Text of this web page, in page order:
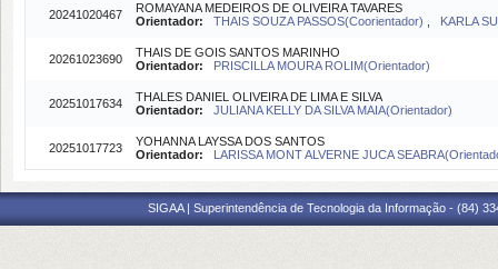
20241020467
ROMAYANA MEDEIROS DE OLIVEIRA TAVARES
Orientador:
THAIS SOUZA PASSOS(Coorientador) KARLA
20261023690
THAIS DE GOIS SANTOS MARINHO
Orientador:
PRISCILLA MOURA ROLIM(Orientador)
20251017634
THALES DANIEL OLIVEIRA DE LIMA E SILVA
Orientador:
JULIANA KELLY DA SILVA MAIA(Orientador)
20251017723
YOHANNA LAYSSA DOS SANTOS
Orientador:
LARISSA MONT ALVERNE JUCA
SIGAA | Superintendência de Tecnologia da Informação - (84)